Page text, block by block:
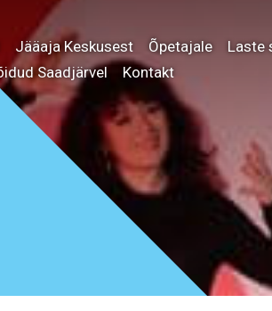
Jääaja Keskusest Õpetajale Laste
Saadjärvel
Kontakt